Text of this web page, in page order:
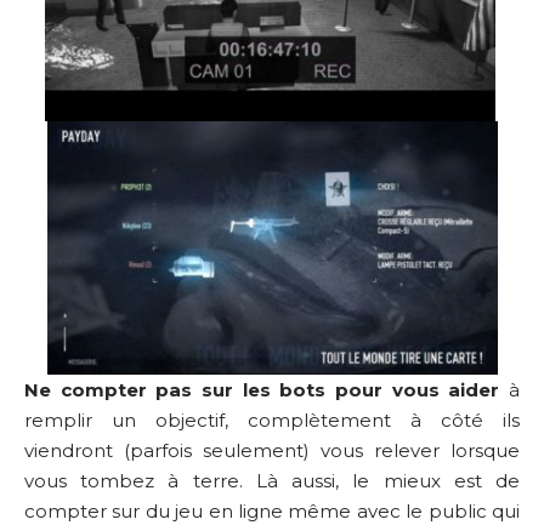
Ne compter pas sur les bots pour vous aider à
remplir un objectif, complètement à côté ils
viendront (parfois seulement) vous relever lorsque
vous tombez à terre. Là aussi, le mieux est de
compter sur du jeu en ligne même avec le public qui